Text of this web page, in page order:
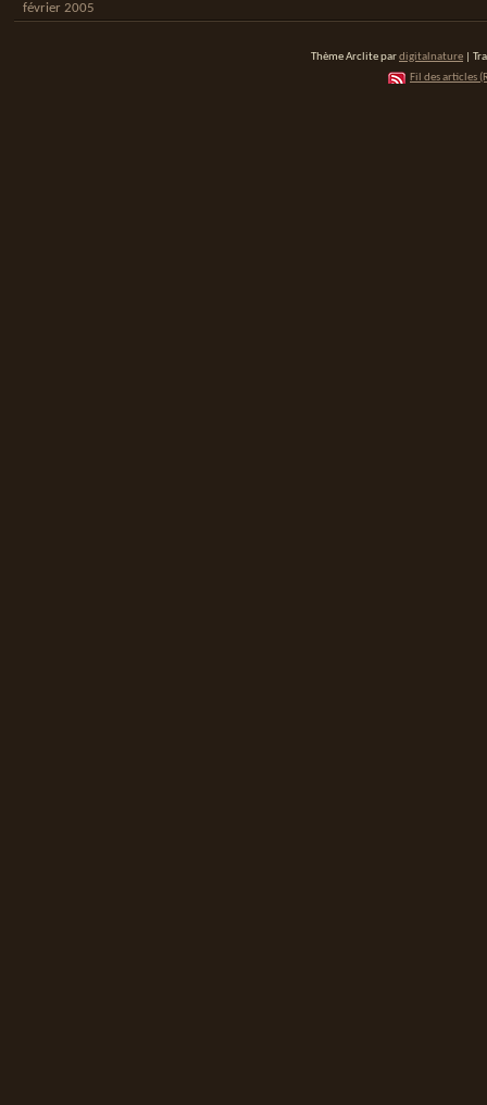
février 2005
Thème Arclite pardigitalnature |
Fil des articles